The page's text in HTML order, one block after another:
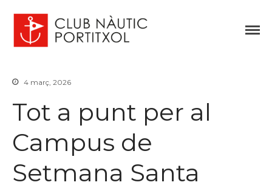
Història
Regates
Escola de Vela
4 març, 2026
Tot a punt per al
Campus de
Setmana Santa